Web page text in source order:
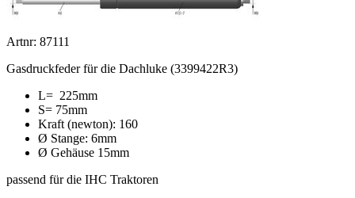
Artnr: 87111
Gasdruckfeder für die Dachluke (3399422R3)
L= 225mm
S= 75mm
Kraft (newton): 160
Ø Stange: 6mm
Ø Gehäuse 15mm
passend für die IHC Traktoren